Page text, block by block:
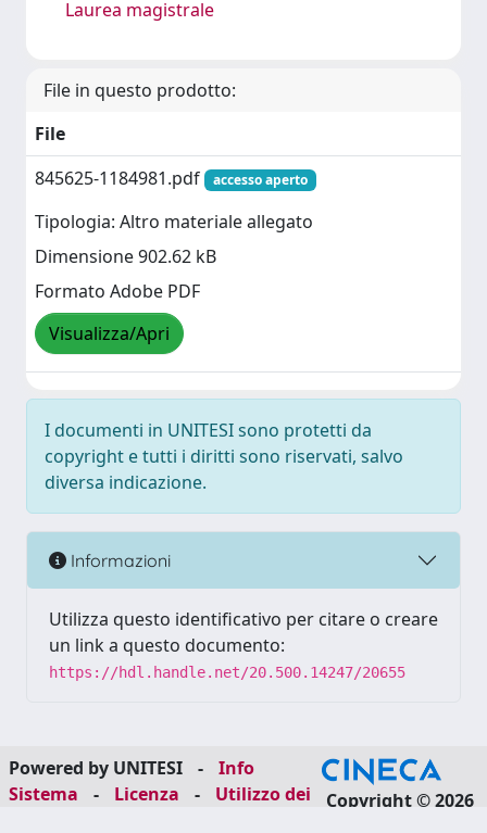
Laurea magistrale
File in questo prodotto:
File
845625-1184981.pdf
accesso aperto
Tipologia: Altro materiale allegato
Dimensione 902.62 kB
Formato Adobe PDF
Visualizza/Apri
I documenti in UNITESI sono protetti da
copyright e tutti i diritti sono riservati, salvo
diversa indicazione.
Informazioni
Utilizza questo identificativo per citare o creare
un link a questo documento:
https://hdl.handle.net/20.500.14247/20655
Powered by UNITESI -
Info
Sistema
- Licenza -
Utilizzo dei
Copyright © 2026